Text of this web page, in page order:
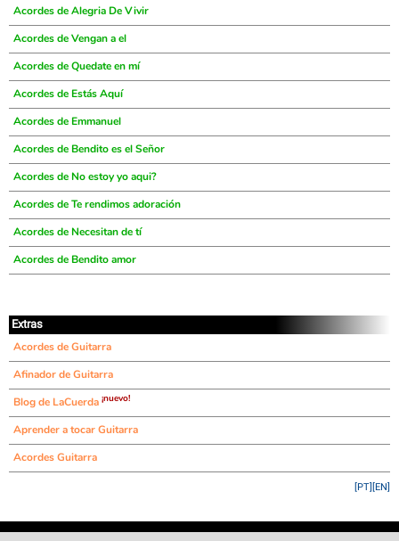
Acordes de Alegria De Vivir
Acordes de Vengan a el
Acordes de Quedate en mí
Acordes de Estás Aquí
Acordes de Emmanuel
Acordes de Bendito es el Señor
Acordes de No estoy yo aqui?
Acordes de Te rendimos adoración
Acordes de Necesitan de tí
Acordes de Bendito amor
Extras
Acordes de Guitarra
Afinador de Guitarra
Blog de LaCuerda ¡nuevo!
Aprender a tocar Guitarra
Acordes Guitarra
[EN]
[PT]